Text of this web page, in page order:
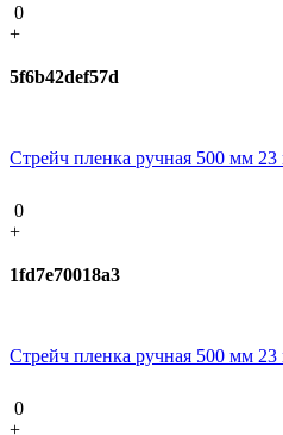
0
+
5f6b42def57d
Стрейч пленка ручная 500 мм
0
+
1fd7e70018a3
Стрейч пленка ручная 500 мм
0
+